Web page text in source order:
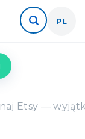
PL
Etsy —